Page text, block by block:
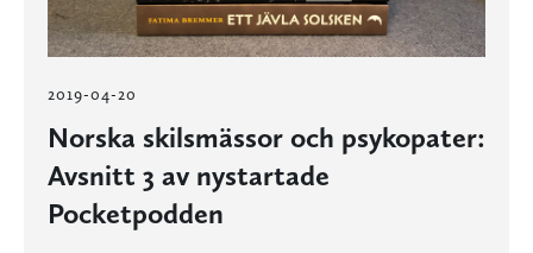
2019-04-20
Norska skilsmässor och psykopater:
Avsnitt 3 av nystartade
Pocketpodden